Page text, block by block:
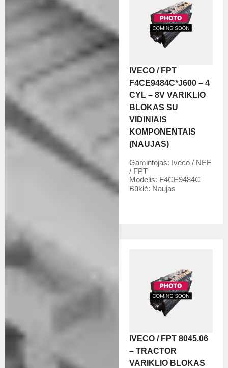
IVECO / FPT
F4CE9484C*J600 – 4
CYL – 8V VARIKLIO
BLOKAS SU
VIDINIAIS
KOMPONENTAIS
(NAUJAS)
Gamintojas: Iveco / NEF
/ FPT
Modelis: F4CE9484C
Būklė: Naujas
IVECO / FPT 8045.06
– TRACTOR
VARIKLIO BLOKAS